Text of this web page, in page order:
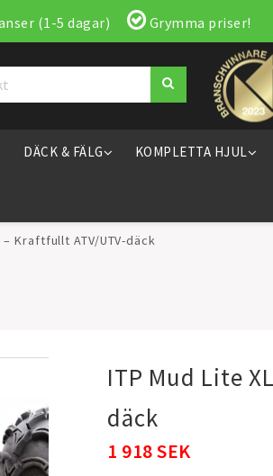
(1-5 dagar) Grymma priser!
DÄCK & FÄLG KOMPLETTA HJUL
– Kraftfullt ATV/UTV-däck
ITP Mud Lite
däck
1 918 SEK